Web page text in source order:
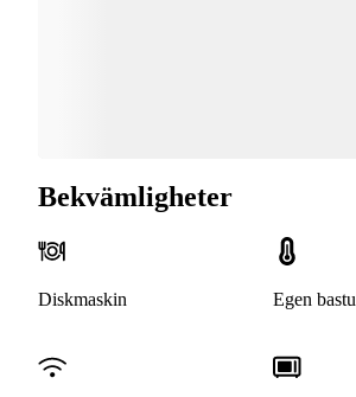
Bekvämligheter
Diskmaskin Egen bastu